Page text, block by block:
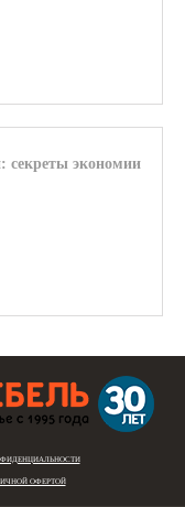
секреты экономии
ОФЕРТОЙ